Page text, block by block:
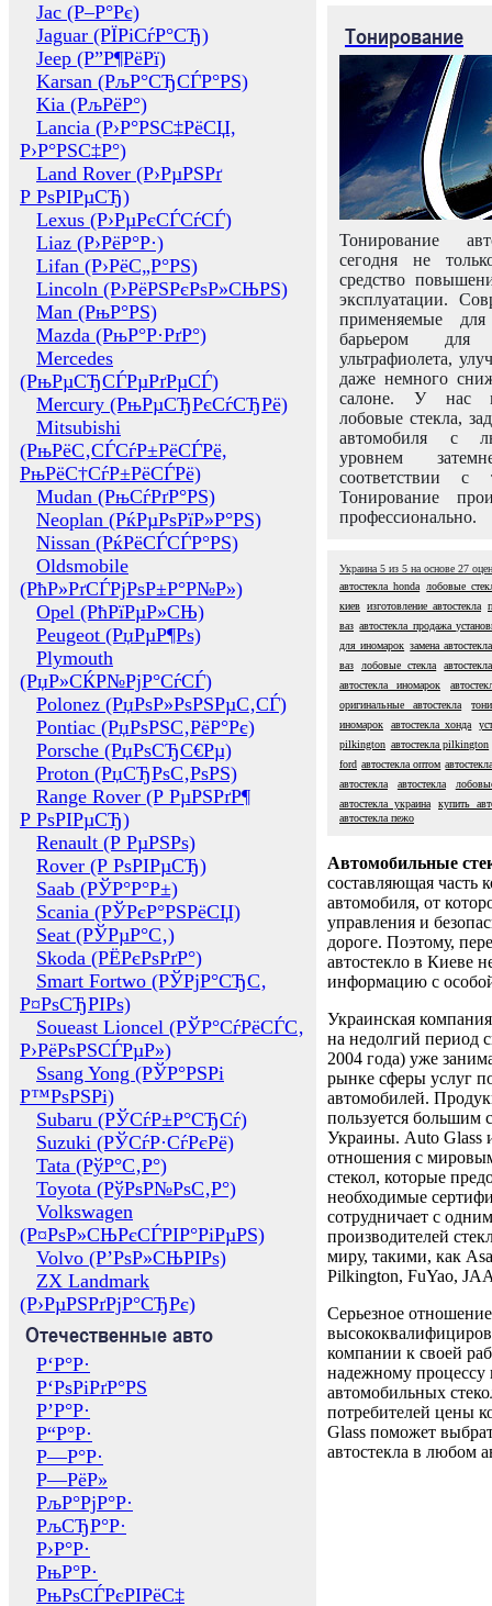
Jac (Р–Р°Рє)
Jaguar (РЇРіСѓР°СЂ)
Jeep (Р”Р¶РёРї)
Karsan (РљР°СЂСЃР°РЅ)
Kia (РљРёР°)
Lancia (Р›Р°РЅС‡РёСЏ,
Р›Р°РЅС‡Р°)
Land Rover (Р›РµРЅРґ
Р РѕРІРµСЂ)
Lexus (Р›РµРєСЃСѓСЃ)
Liaz (Р›РёР°Р·)
Lifan (Р›РёС„Р°РЅ)
Lincoln (Р›РёРЅРєРѕР»СЊРЅ)
Man (РњР°РЅ)
Mazda (РњР°Р·РґР°)
Mercedes
(РњРµСЂСЃРµРґРµСЃ)
Mercury (РњРµСЂРєСѓСЂРё)
Mitsubishi
(РњРёС‚СЃСѓР±РёСЃРё,
РњРёС†СѓР±РёСЃРё)
Mudan (РњСѓРґР°РЅ)
Neoplan (РќРµРѕРїР»Р°РЅ)
Nissan (РќРёСЃСЃР°РЅ)
Oldsmobile
(РћР»РґСЃРјРѕР±Р°Р№Р»)
Opel (РћРїРµР»СЊ)
Peugeot (РџРµР¶Рѕ)
Plymouth
(РџР»СЌР№РјР°СѓСЃ)
Polonez (РџРѕР»РѕРЅРµС‚СЃ)
Pontiac (РџРѕРЅС‚РёР°Рє)
Porsche (РџРѕСЂС€Рµ)
Proton (РџСЂРѕС‚РѕРЅ)
Range Rover (Р РµРЅРґР¶
Р РѕРІРµСЂ)
Renault (Р РµРЅРѕ)
Rover (Р РѕРІРµСЂ)
Saab (РЎР°Р°Р±)
Scania (РЎРєР°РЅРёСЏ)
Seat (РЎРµР°С‚)
Skoda (РЁРєРѕРґР°)
Smart Fortwo (РЎРјР°СЂС‚
Р¤РѕСЂРІРѕ)
Soueast Lioncel (РЎР°СѓРёСЃС‚
Р›РёРѕРЅСЃРµР»)
Ssang Yong (РЎР°РЅРі
Р™РѕРЅРі)
Subaru (РЎСѓР±Р°СЂСѓ)
Suzuki (РЎСѓР·СѓРєРё)
Tata (РўР°С‚Р°)
Toyota (РўРѕР№РѕС‚Р°)
Volkswagen
(Р¤РѕР»СЊРєСЃРІР°РіРµРЅ)
Volvo (Р’РѕР»СЊРІРѕ)
ZX Landmark
(Р›РµРЅРґРјР°СЂРє)
Отечественные авто
Р‘Р°Р·
Р‘РѕРіРґР°РЅ
Р’Р°Р·
Р“Р°Р·
Р—Р°Р·
Р—РёР»
РљР°РјР°Р·
РљСЂР°Р·
Р›Р°Р·
РњР°Р·
РњРѕСЃРєРІРёС‡
Тонирование
Тонирование
сегодня не
средство
эксплуатации.
применяемые
барьером для
ультрафиолета,
даже немного
салоне. У нас
лобовые стекла,
автомобиля с
уровнем
соответствии с
Тонирование
профессионально.
Украина 5 из 5 на основе 27
автостекла honda
лобовые
киев изготовление автостекла
ваз автостекла продажа
для иномарок замена автостекла
ваз
лобовые стекла
автостекла иномарок
оригинальные автостекла
иномарок
автостекла хонда
pilkington автостекла pilkington
ford автостекла оптом
автостекла
автостекла
автостекла украина
купить
автостекла пежо
Автомобильные
составляющая часть
автомобиля, от
управления и
дороге. Поэтому,
автостекло в Киеве
информацию с
Украинская
на недолгий период
2004 года) уже
рынке сферы услуг
автомобилей.
пользуется большим
Украины. Auto Glass
отношения с
стекол, которые
необходимые
сотрудничает с
производителей
миру, такими, как
Pilkington, FuYao,
Серьезное отношение
компании к своей
надежному процессу
автомобильных
потребителей цены
Glass поможет
автостекла в любом